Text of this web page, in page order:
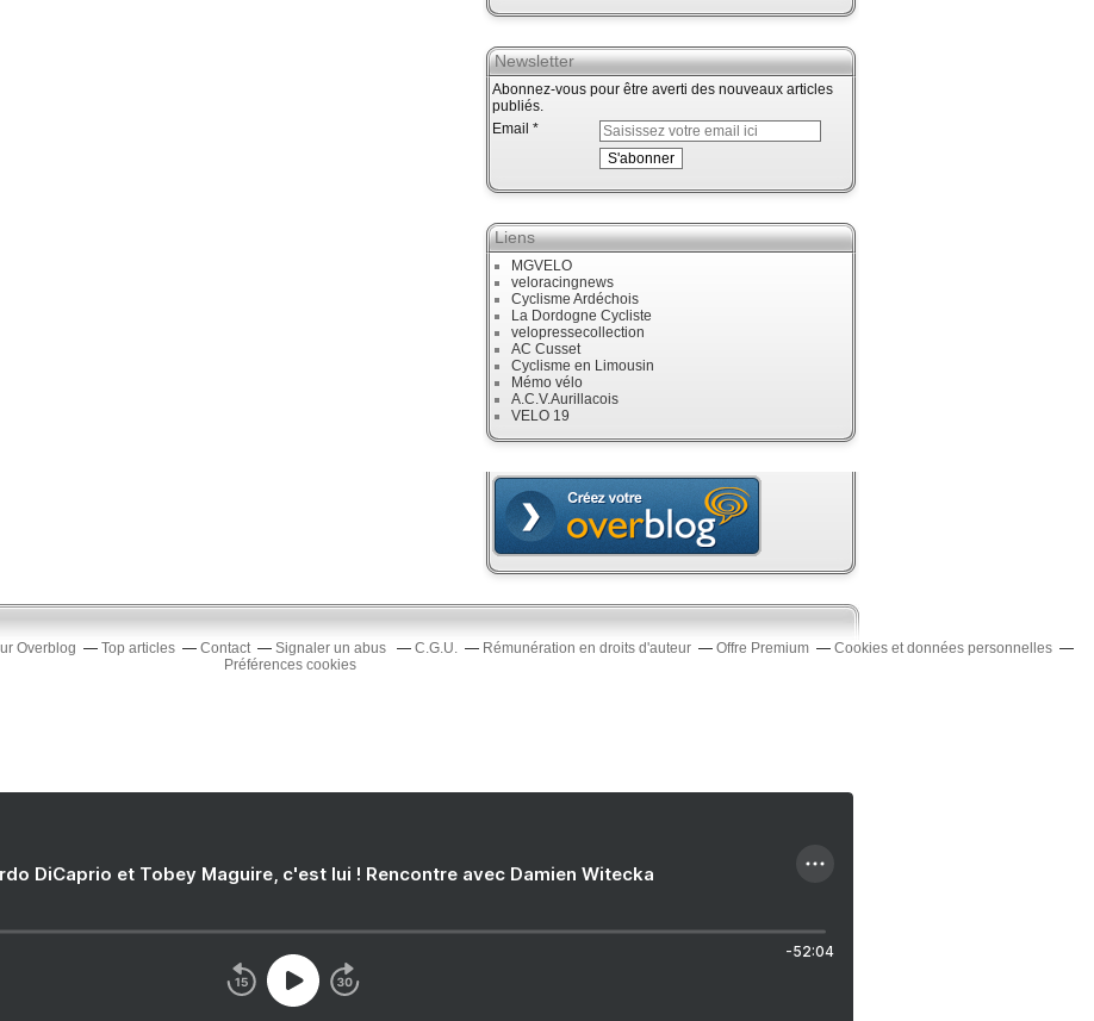
Newsletter
Abonnez-vous pour être averti des nouveaux articles
publiés.
Email
Liens
MGVELO
veloracingnews
Cyclisme Ardéchois
La Dordogne Cycliste
velopressecollection
AC Cusset
Cyclisme en Limousin
Mémo vélo
A.C.V.Aurillacois
VELO 19
Overblog Top articles Contact Signaler un abus C.G.U. Rémunération en droits d'auteur Offre Premium
Cookies et données personnelles
Préférences cookies
DiCaprio et Tobey Maguire, c'est lui ! Rencontre avec Damien Witecka
-52:04